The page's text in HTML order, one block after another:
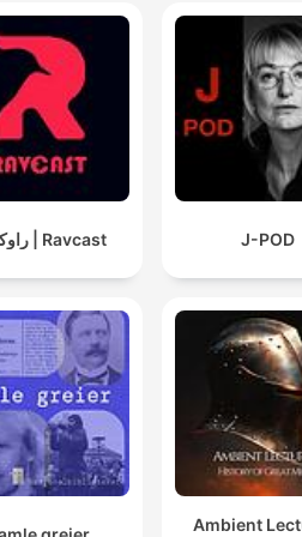
راوکست | Ravcast J-POD
Ambient